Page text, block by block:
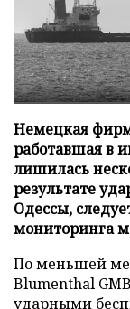
Немецкая
работавшая в
лишилась
результате
Одессы,
мониторинга
По меньшей
Blumenthal
ударными